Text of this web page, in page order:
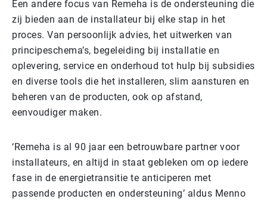
Een andere focus van Remeha is de ondersteuning die
zij bieden aan de installateur bij elke stap in het
proces. Van persoonlijk advies, het uitwerken van
principeschema’s, begeleiding bij installatie en
oplevering, service en onderhoud tot hulp bij subsidies
en diverse tools die het installeren, slim aansturen en
beheren van de producten, ook op afstand,
eenvoudiger maken.
‘Remeha is al 90 jaar een betrouwbare partner voor
installateurs, en altijd in staat gebleken om op iedere
fase in de energietransitie te anticiperen met
passende producten en ondersteuning’ aldus Menno